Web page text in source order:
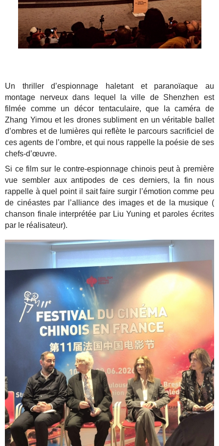
Un thriller d’espionnage haletant et paranoïaque au
montage nerveux dans lequel la ville de Shenzhen est
filmée comme un décor tentaculaire, que la caméra de
Zhang Yimou et les drones subliment en un véritable ballet
d’ombres et de lumières qui reflète le parcours sacrificiel de
ces agents de l’ombre, et qui nous rappelle la poésie de ses
chefs-d’œuvre.
Si ce film sur le contre-espionnage chinois peut à première
vue sembler aux antipodes de ces derniers, la fin nous
rappelle à quel point il sait faire surgir l’émotion comme peu
de cinéastes par l’alliance des images et de la musique (
chanson finale interprétée par Liu Yuning et paroles écrites
par le réalisateur).